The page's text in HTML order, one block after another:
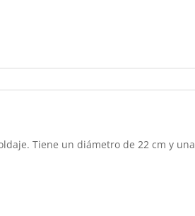
Tiene un diámetro de 22 cm y una